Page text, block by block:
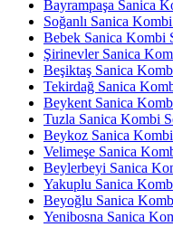
Bayrampaşa Sanica
Soğanlı Sanica
Bebek Sanica Kombi
Şirinevler Sanica
Beşiktaş Sanica
Tekirdağ Sanica
Beykent Sanica
Tuzla Sanica Kombi
Beykoz Sanica
Velimeşe Sanica
Beylerbeyi Sanica
Yakuplu Sanica
Beyoğlu Sanica
Yenibosna Sanica